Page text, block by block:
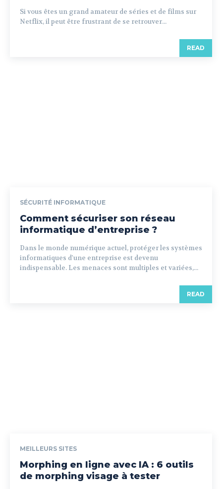
Si vous êtes un grand amateur de séries et de films sur
Netflix, il peut être frustrant de se retrouver...
READ
SÉCURITÉ INFORMATIQUE
Comment sécuriser son réseau
informatique d’entreprise ?
Dans le monde numérique actuel, protéger les systèmes
informatiques d'une entreprise est devenu
indispensable. Les menaces sont multiples et variées,...
READ
MEILLEURS SITES
Morphing en ligne avec IA : 6 outils
de morphing visage à tester